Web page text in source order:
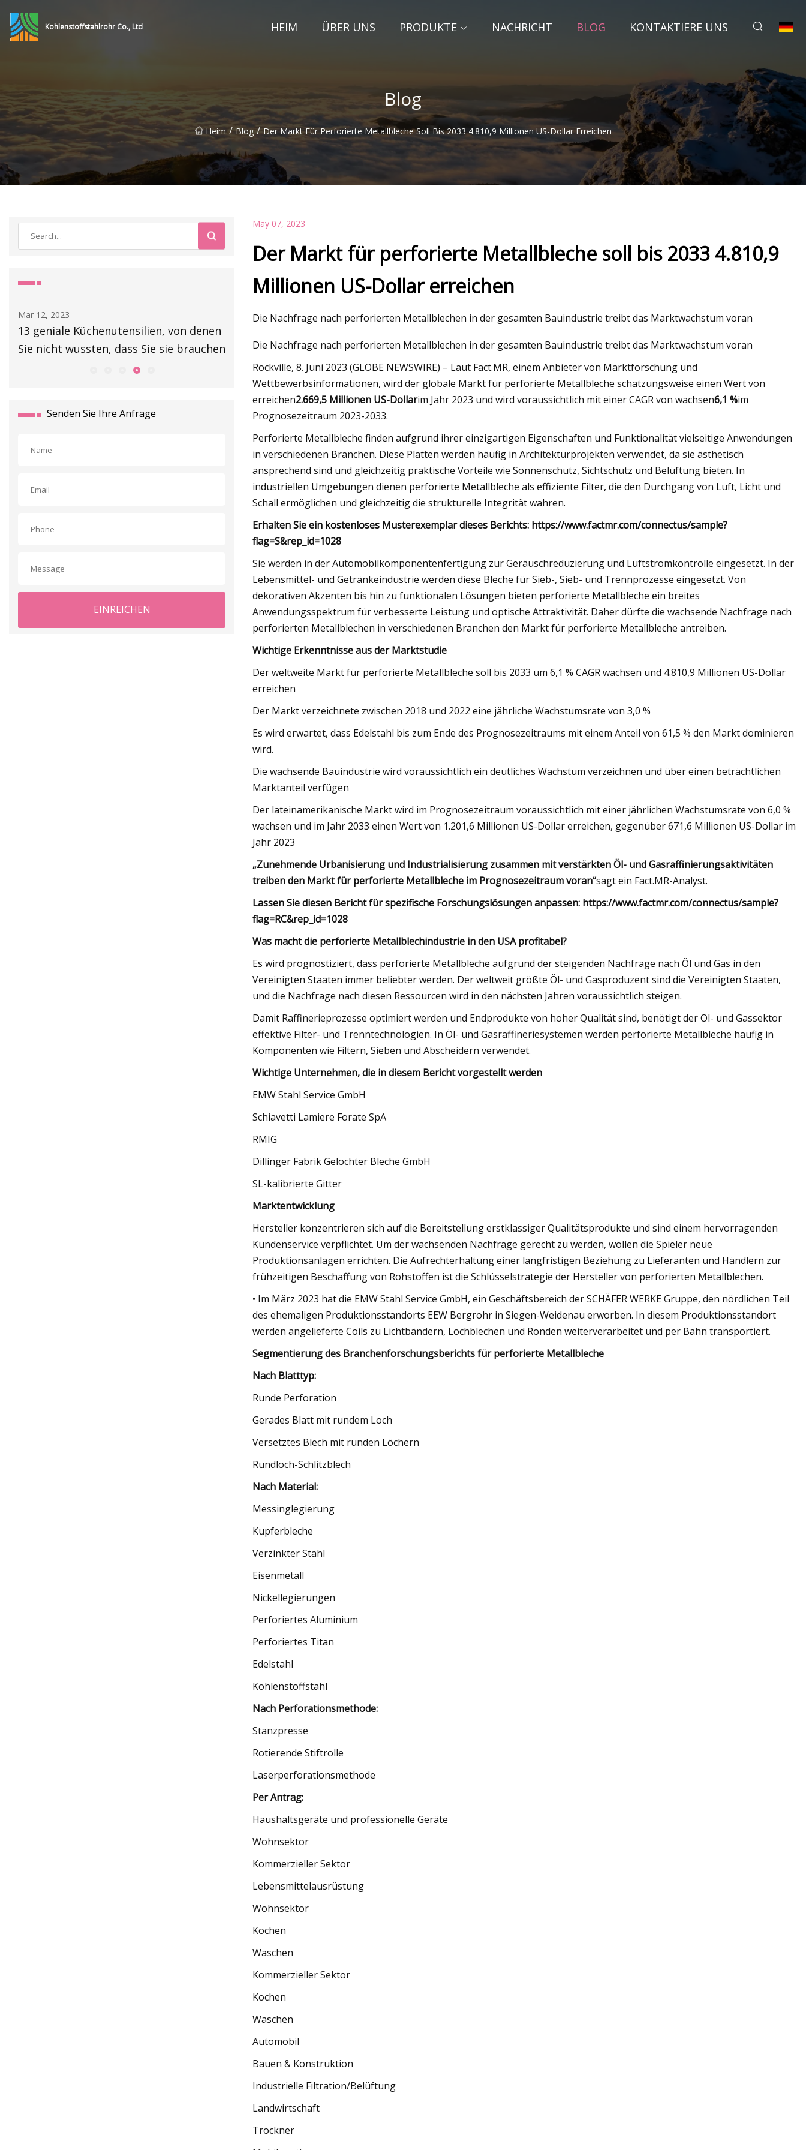
Kohlenstoffstahlrohr Co., Ltd HEIM ÜBER UNS PRODUKTE NACHRICHT BLOG KONTAKTIERE UNS
Blog
Heim / Blog / Der Markt Für Perforierte Metallbleche Soll Bis 2033 4.810,9 Millionen US-Dollar Erreichen
Mar 14, 2023
Laut Chefs die 6 besten Wetzstähle für
2023
Mar 06, 2023
Zentral-Illinois kaufen
Senden Sie Ihre Anfrage
EINREICHEN
May 07, 2023
Der Markt für perforierte Metallbleche soll bis 2033 4.810,9
Millionen US-Dollar erreichen
Die Nachfrage nach perforierten Metallblechen in der gesamten Bauindustrie treibt das Marktwachstum voran
Die Nachfrage nach perforierten Metallblechen in der gesamten Bauindustrie treibt das Marktwachstum voran
Rockville, 8. Juni 2023 (GLOBE NEWSWIRE) – Laut Fact.MR, einem Anbieter von Marktforschung und
Wettbewerbsinformationen, wird der globale Markt für perforierte Metallbleche schätzungsweise einen Wert von
erreichen2.669,5 Millionen US-Dollarim Jahr 2023 und wird voraussichtlich mit einer CAGR von wachsen6,1 %im
Prognosezeitraum 2023-2033.
Perforierte Metallbleche finden aufgrund ihrer einzigartigen Eigenschaften und Funktionalität vielseitige Anwendungen
in verschiedenen Branchen. Diese Platten werden häufig in Architekturprojekten verwendet, da sie ästhetisch
ansprechend sind und gleichzeitig praktische Vorteile wie Sonnenschutz, Sichtschutz und Belüftung bieten. In
industriellen Umgebungen dienen perforierte Metallbleche als effiziente Filter, die den Durchgang von Luft, Licht und
Schall ermöglichen und gleichzeitig die strukturelle Integrität wahren.
Erhalten Sie ein kostenloses Musterexemplar dieses Berichts: https://www.factmr.com/connectus/sample?
flag=S&rep_id=1028
Sie werden in der Automobilkomponentenfertigung zur Geräuschreduzierung und Luftstromkontrolle eingesetzt. In der
Lebensmittel- und Getränkeindustrie werden diese Bleche für Sieb-, Sieb- und Trennprozesse eingesetzt. Von
dekorativen Akzenten bis hin zu funktionalen Lösungen bieten perforierte Metallbleche ein breites
Anwendungsspektrum für verbesserte Leistung und optische Attraktivität. Daher dürfte die wachsende Nachfrage nach
perforierten Metallblechen in verschiedenen Branchen den Markt für perforierte Metallbleche antreiben.
Wichtige Erkenntnisse aus der Marktstudie
Der weltweite Markt für perforierte Metallbleche soll bis 2033 um 6,1 % CAGR wachsen und 4.810,9 Millionen US-Dollar
erreichen
Der Markt verzeichnete zwischen 2018 und 2022 eine jährliche Wachstumsrate von 3,0 %
Es wird erwartet, dass Edelstahl bis zum Ende des Prognosezeitraums mit einem Anteil von 61,5 % den Markt dominieren
wird.
Die wachsende Bauindustrie wird voraussichtlich ein deutliches Wachstum verzeichnen und über einen beträchtlichen
Marktanteil verfügen
Der lateinamerikanische Markt wird im Prognosezeitraum voraussichtlich mit einer jährlichen Wachstumsrate von 6,0 %
wachsen und im Jahr 2033 einen Wert von 1.201,6 Millionen US-Dollar erreichen, gegenüber 671,6 Millionen US-Dollar im
Jahr 2023
„Zunehmende Urbanisierung und Industrialisierung zusammen mit verstärkten Öl- und Gasraffinierungsaktivitäten
treiben den Markt für perforierte Metallbleche im Prognosezeitraum voran“sagt ein Fact.MR-Analyst.
Lassen Sie diesen Bericht für spezifische Forschungslösungen anpassen: https://www.factmr.com/connectus/sample?
flag=RC&rep_id=1028
Was macht die perforierte Metallblechindustrie in den USA profitabel?
Es wird prognostiziert, dass perforierte Metallbleche aufgrund der steigenden Nachfrage nach Öl und Gas in den
Vereinigten Staaten immer beliebter werden. Der weltweit größte Öl- und Gasproduzent sind die Vereinigten Staaten,
und die Nachfrage nach diesen Ressourcen wird in den nächsten Jahren voraussichtlich steigen.
Damit Raffinerieprozesse optimiert werden und Endprodukte von hoher Qualität sind, benötigt der Öl- und Gassektor
effektive Filter- und Trenntechnologien. In Öl- und Gasraffineriesystemen werden perforierte Metallbleche häufig in
Komponenten wie Filtern, Sieben und Abscheidern verwendet.
Wichtige Unternehmen, die in diesem Bericht vorgestellt werden
EMW Stahl Service GmbH
Schiavetti Lamiere Forate SpA
RMIG
Dillinger Fabrik Gelochter Bleche GmbH
SL-kalibrierte Gitter
Marktentwicklung
Hersteller konzentrieren sich auf die Bereitstellung erstklassiger Qualitätsprodukte und sind einem hervorragenden
Kundenservice verpflichtet. Um der wachsenden Nachfrage gerecht zu werden, wollen die Spieler neue
Produktionsanlagen errichten. Die Aufrechterhaltung einer langfristigen Beziehung zu Lieferanten und Händlern zur
frühzeitigen Beschaffung von Rohstoffen ist die Schlüsselstrategie der Hersteller von perforierten Metallblechen.
• Im März 2023 hat die EMW Stahl Service GmbH, ein Geschäftsbereich der SCHÄFER WERKE Gruppe, den nördlichen Teil
des ehemaligen Produktionsstandorts EEW Bergrohr in Siegen-Weidenau erworben. In diesem Produktionsstandort
werden angelieferte Coils zu Lichtbändern, Lochblechen und Ronden weiterverarbeitet und per Bahn transportiert.
Segmentierung des Branchenforschungsberichts für perforierte Metallbleche
Nach Blatttyp:
Runde Perforation
Gerades Blatt mit rundem Loch
Versetztes Blech mit runden Löchern
Rundloch-Schlitzblech
Nach Material:
Messinglegierung
Kupferbleche
Verzinkter Stahl
Eisenmetall
Nickellegierungen
Perforiertes Aluminium
Perforiertes Titan
Edelstahl
Kohlenstoffstahl
Nach Perforationsmethode:
Stanzpresse
Rotierende Stiftrolle
Laserperforationsmethode
Per Antrag:
Haushaltsgeräte und professionelle Geräte
Wohnsektor
Kommerzieller Sektor
Lebensmittelausrüstung
Wohnsektor
Kochen
Waschen
Kommerzieller Sektor
Kochen
Waschen
Automobil
Bauen & Konstruktion
Industrielle Filtration/Belüftung
Landwirtschaft
Trockner